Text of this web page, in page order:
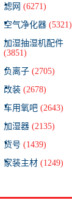
滤网 (6271)
空气净化器 (5321)
加湿抽湿机配件
(3851)
负离子 (2705)
改装 (2678)
车用氧吧 (2643)
加湿器 (2135)
货号 (1439)
家装主材 (1249)